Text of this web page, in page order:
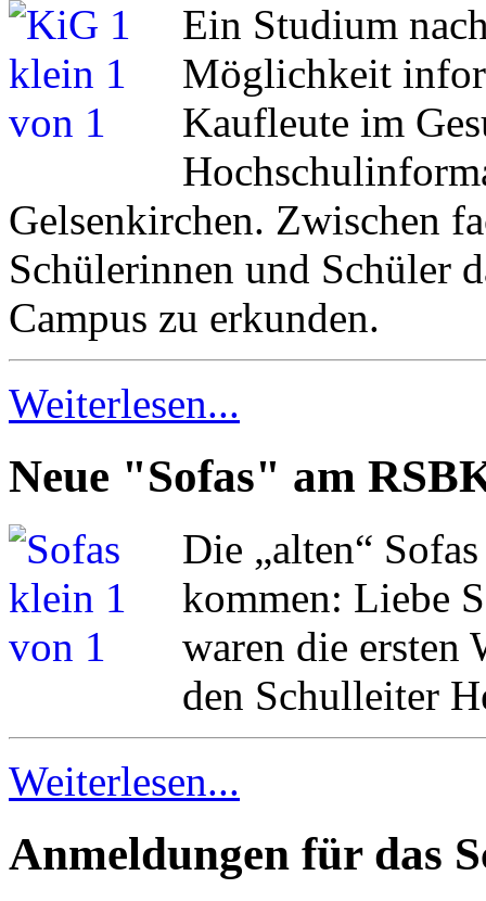
Ein Studium
Möglichkeit
Kaufleute im
Gelsenkirchen. Zwischen
Schülerinnen und Schüler
Campus zu erkunden.
Weiterlesen...
Neue "Sofas" am
Die „alten“
kommen: Liebe
waren die ersten
den Schulleiter
Weiterlesen...
Anmeldungen für das